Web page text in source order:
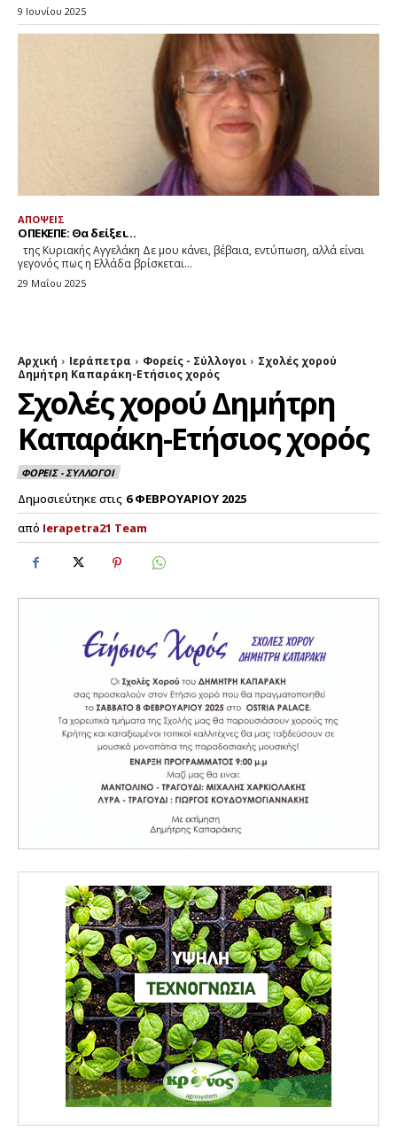
9 Ιουνίου 2025
ΑΠΟΨΕΙΣ
ΟΠΕΚΕΠΕ: Θα δείξει…
γεγονός πως η Ελλάδα βρίσκεται...
29 Μαΐου 2025